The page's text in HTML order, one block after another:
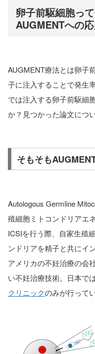
卵子前駆細胞っ
AUGMENTへの
AUGMENT療法とは卵子
子に注入することで発生
では注入する卵子前駆細
か？見つかった論文につ
そもそも
Autologous Germline
殖細胞ミトコンドリアエ
ICSIを行う際、自家生殖
ンドリアを精子と共にイ
アメリカの不妊治療の会
い不妊治療技術。日本で
クリニックのみが行ってい